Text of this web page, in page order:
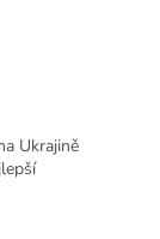
Ukrajině